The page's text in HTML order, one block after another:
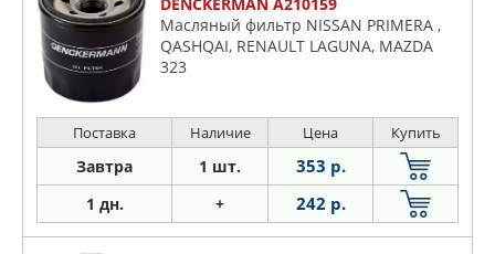
DENCKERMAN A210159
Масляный фильтр NISSAN PRIMERA ,
QASHQAI, RENAULT LAGUNA, MAZDA
323
Поставка Наличие Цена Купить
Завтра 1 шт. 353 р.
1 дн. + 242 р.